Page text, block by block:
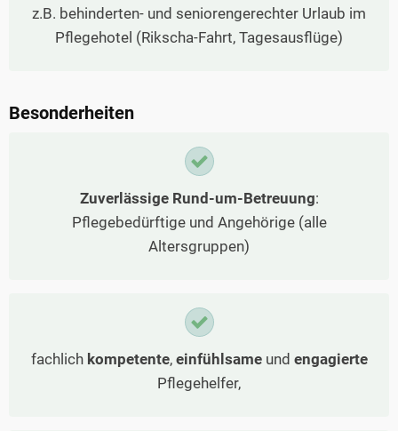
z.B. behinderten- und seniorengerechter Urlaub im
Pflegehotel (Rikscha-Fahrt, Tagesausflüge)
Besonderheiten
Zuverlässige Rund-um-Betreuung:
Pflegebedürftige und Angehörige (alle
Altersgruppen)
fachlich kompetente, einfühlsameund engagierte
Pflegehelfer,